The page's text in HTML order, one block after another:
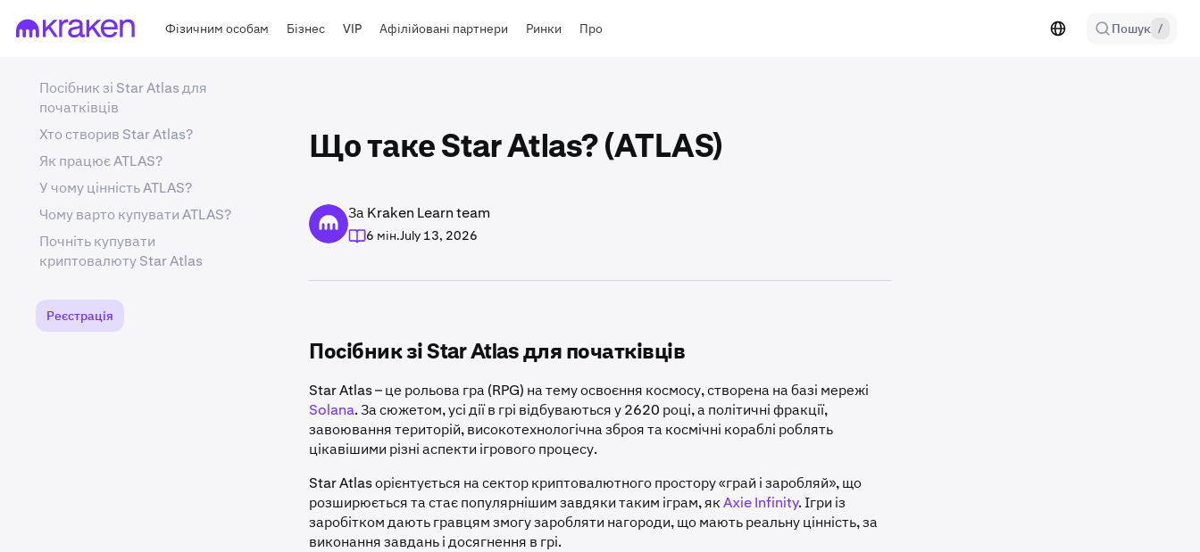
Фізичним особам Бізнес VIP Афілійовані партнери Ринки Про Пошук /
Що таке Star Atlas? (ATLAS)
За Kraken Learn team
6 мін.July 13, 2026
Посібник зі Star Atlas для початківців
Star Atlas – це рольова гра (RPG) на тему освоєння космосу, створена на базі мережі
Solana. За сюжетом, усі дії в грі відбуваються у 2620 році, а політичні фракції,
завоювання територій, високотехнологічна зброя та космічні кораблі роблять
цікавішими різні аспекти ігрового процесу.
Star Atlas орієнтується на сектор криптовалютного простору «грай і заробляй», що
розширюється та стає популярнішим завдяки таким іграм, якAxie Infinity. Ігри із
заробітком дають гравцям змогу заробляти нагороди, що мають реальну цінність, за
виконання завдань і досягнення в грі.
Посібник зі Star Atlas для
початківців
Хто створив Star Atlas?
Як працює ATLAS?
У чому цінність ATLAS?
Чому варто купувати ATLAS?
Почніть купувати
криптовалюту Star Atlas
Реєстрація